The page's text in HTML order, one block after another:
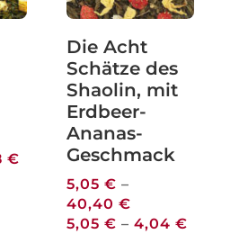
€
Die Acht
Schätze des
Shaolin, mit
Erdbeer-
Ananas-
Geschmack
5,05€ –
40,40€
5,05€ –4,04€